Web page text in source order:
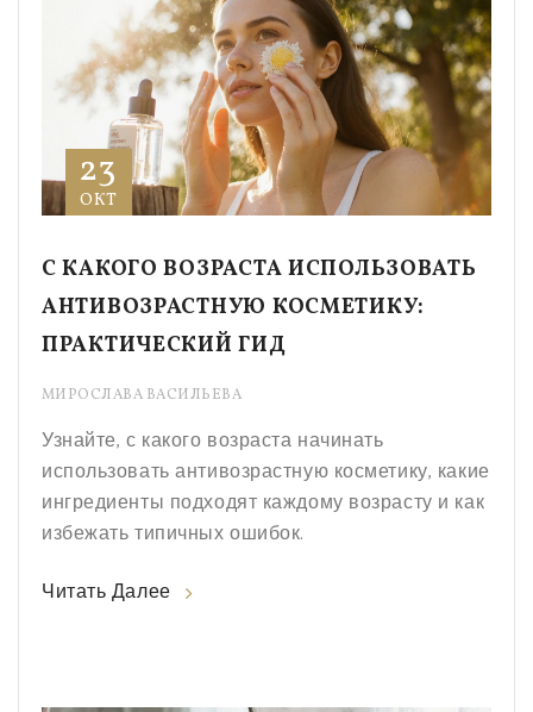
23
ОКТ
С КАКОГО ВОЗРАСТА ИСПОЛЬЗОВАТЬ
АНТИВОЗРАСТНУЮ КОСМЕТИКУ:
ПРАКТИЧЕСКИЙ ГИД
МИРОСЛАВА ВАСИЛЬЕВА
Узнайте, с какого возраста начинать
использовать антивозрастную косметику, какие
ингредиенты подходят каждому возрасту и как
избежать типичных ошибок.
Читать Далее